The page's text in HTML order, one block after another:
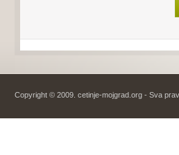
Copyright © 2009. cetinje-mojgrad.org - Sva